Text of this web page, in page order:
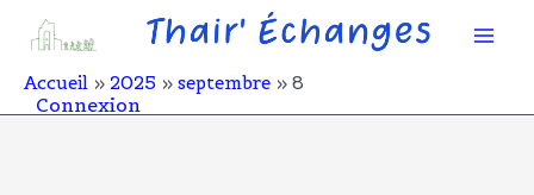
contenu
Accueil 2025 septembre 8
Connexion